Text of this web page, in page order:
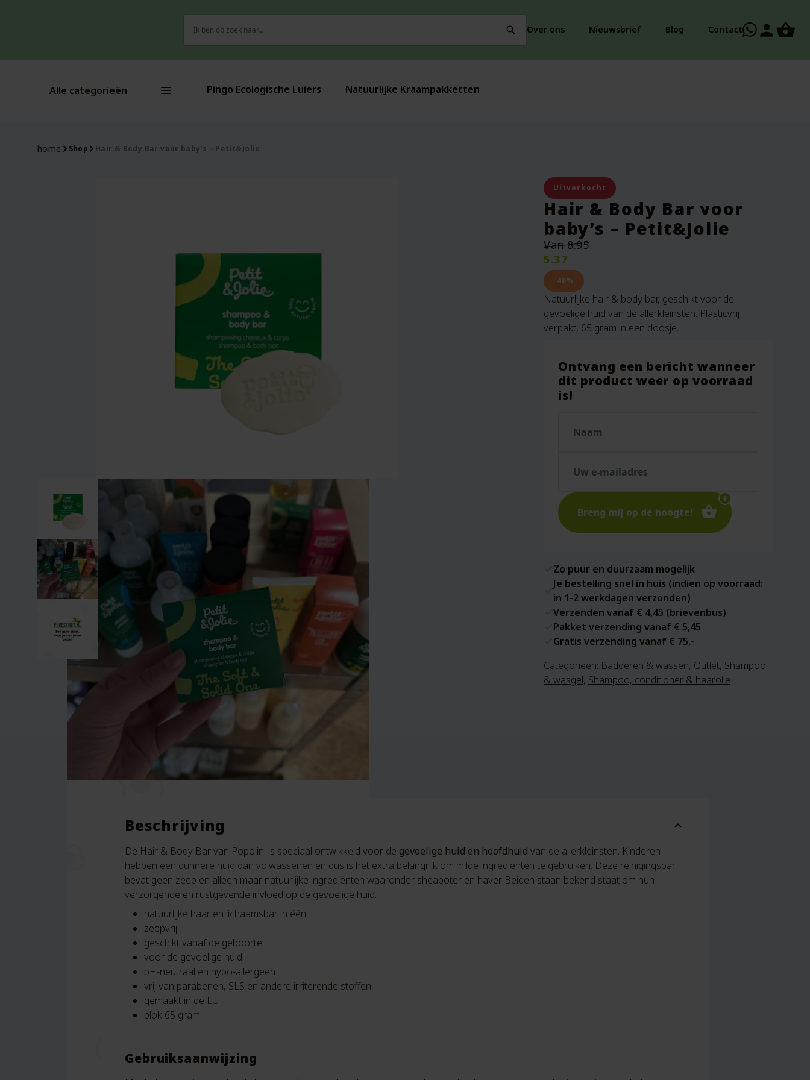
naar:
search Over ons Nieuwsbrief Blog Contact person
Alle categorieën Pingo Ecologische Luiers Natuurlijke Kraampakketten
home Shop Hair & Body Bar voor baby’s – Petit&Jolie
Uitverkocht
Hair & Body Bar voor
baby’s – Petit&Jolie
Van8.95Oorspronkelijke
5.37
Huidige
prijs
is:
€5.37.
-40%
Natuurlijke hair & body bar, geschikt voor de
gevoelige huid van de allerkleinsten. Plasticvrij
verpakt, 65 gram in een doosje.
Ontvang een bericht wanneer
dit product weer op voorraad
is!
Breng mij op de hoogte!
Zo puur en duurzaam mogelijk
Je bestelling snel in huis (indien op voorraad:
in 1-2 werkdagen verzonden)
Verzenden vanaf € 4,45 (brievenbus)
Pakket verzending vanaf € 5,45
Gratis verzending vanaf € 75,-
Categorieën: Badderen & wassen, Outlet, Shampoo
& wasgel, Shampoo, conditioner & haarolie
Beschrijving expand_more
De Hair & Body Bar van Popolini is speciaal ontwikkeld voor de gevoelige huid en hoofdhuid van de allerkleinsten. Kinderen
hebben een dunnere huid dan volwassenen en dus is het extra belangrijk om milde ingrediënten te gebruiken. Deze reinigingsbar
bevat geen zeep en alleen maar natuurlijke ingrediënten waaronder sheaboter en haver. Beiden staan bekend staat om hun
verzorgende en rustgevende invloed op de gevoelige huid.
natuurlijke haar en lichaamsbar in één
zeepvrij
geschikt vanaf de geboorte
voor de gevoelige huid
pH-neutraal en hypo-allergeen
vrij van parabenen, SLS en andere irriterende stoffen
gemaakt in de EU
blok 65 gram
Gebruiksaanwijzing